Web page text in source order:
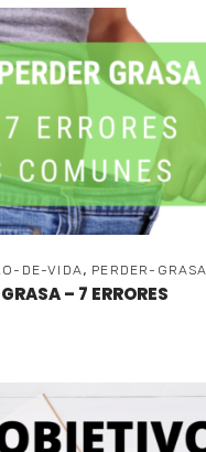
DE-VIDA , PERDER-GRASA
– 7 ERRORES